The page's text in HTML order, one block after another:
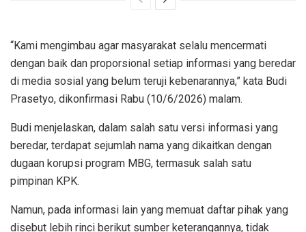
“Kami mengimbau agar masyarakat selalu mencermati
dengan baik dan proporsional setiap informasi yang beredar
di media sosial yang belum teruji kebenarannya,” kata Budi
Prasetyo, dikonfirmasi Rabu (10/6/2026) malam.
Budi menjelaskan, dalam salah satu versi informasi yang
beredar, terdapat sejumlah nama yang dikaitkan dengan
dugaan korupsi program MBG, termasuk salah satu
pimpinan KPK.
Namun, pada informasi lain yang memuat daftar pihak yang
disebut lebih rinci berikut sumber keterangannya, tidak